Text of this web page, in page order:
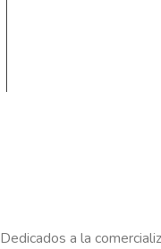
Dedicados a la